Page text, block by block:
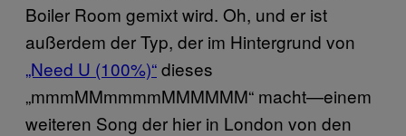
Boiler Room gemixt wird. Oh, und er ist
außerdem der Typ, der im Hintergrund von
„Need U (100%)“dieses
„mmmMMmmmmMMMMMM“ macht—einem
weiteren Song der hier in London von den